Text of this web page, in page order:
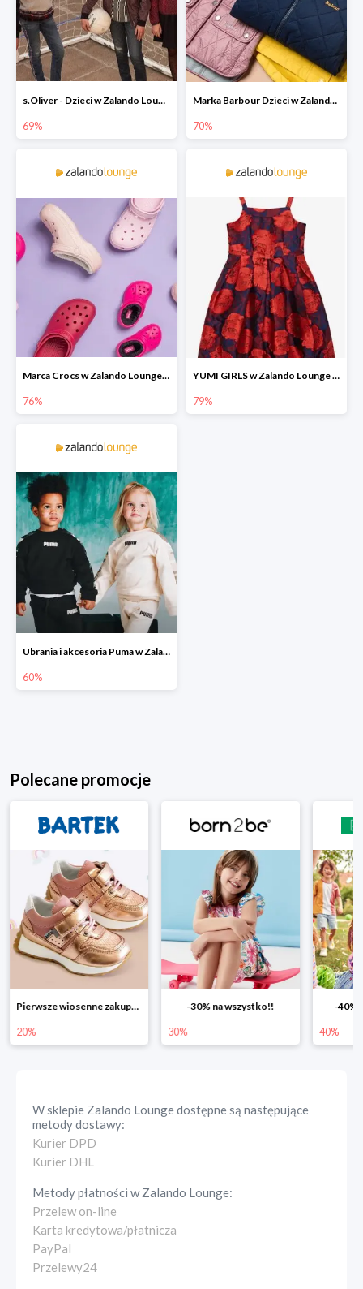
s.Oliver - Dzieci w Zalando Lounge do -77%
69%
Marka Barbour Dzieci w Zalando Lounge do -70%
70%
Marca Crocs w Zalando Lounge do -76%
76%
YUMI GIRLS w Zalando Lounge do -79%
79%
Ubrania i akcesoria Puma w Zalando Lounge do -60%
60%
Polecane promocje
Pierwsze wiosenne zakupy -20%
20%
-30% na wszystko!!
30%
-40%
40%
W sklepie Zalando Loungedostępne są następujące
metody dostawy:
Kurier DPD
Kurier DHL
Metody płatności wZalando Lounge:
Przelew on-line
Karta kredytowa/płatnicza
PayPal
Przelewy24